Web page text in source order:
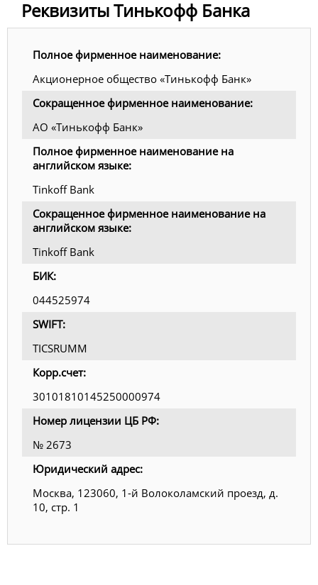
Реквизиты Тинькофф Банка
Полное фирменное наименование:
Акционерное общество «Тинькофф Банк»
Сокращенное фирменное наименование:
АО «Тинькофф Банк»
Полное фирменное наименование на
английском языке:
Tinkoff Bank
Сокращенное фирменное наименование на
английском языке:
Tinkoff Bank
БИК:
044525974
SWIFT:
TICSRUMM
Корр.счет:
30101810145250000974
Номер лицензии ЦБ РФ:
№ 2673
Юридический адрес:
Москва, 123060, 1-й Волоколамский проезд, д.
10, стр. 1